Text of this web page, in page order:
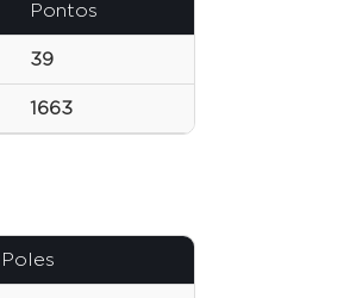
Pontos
39
1663
Poles